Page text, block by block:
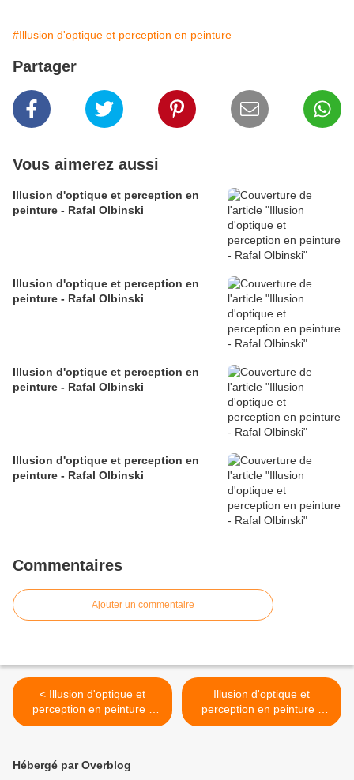
#Illusion d'optique et perception en peinture
Partager
Vous aimerez aussi
Illusion d'optique et perception en
peinture - Rafal Olbinski
Illusion d'optique et perception en
peinture - Rafal Olbinski
Illusion d'optique et perception en
peinture - Rafal Olbinski
Illusion d'optique et perception en
peinture - Rafal Olbinski
Commentaires
Ajouter un commentaire
< Illusion d'optique et
perception en peinture -
Ignacio Nazaba
Illusion d'optique et
perception en peinture -
Ignacio Nazaba >
Hébergé par Overblog